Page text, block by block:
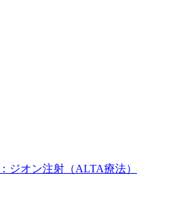
ジオン注射（ALTA療法）